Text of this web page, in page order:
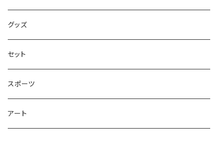
学びの絵本
昭和偏愛シリーズ
熊川哲也アートノベル
社会について考える
グッズ
セット
スポーツ
アート